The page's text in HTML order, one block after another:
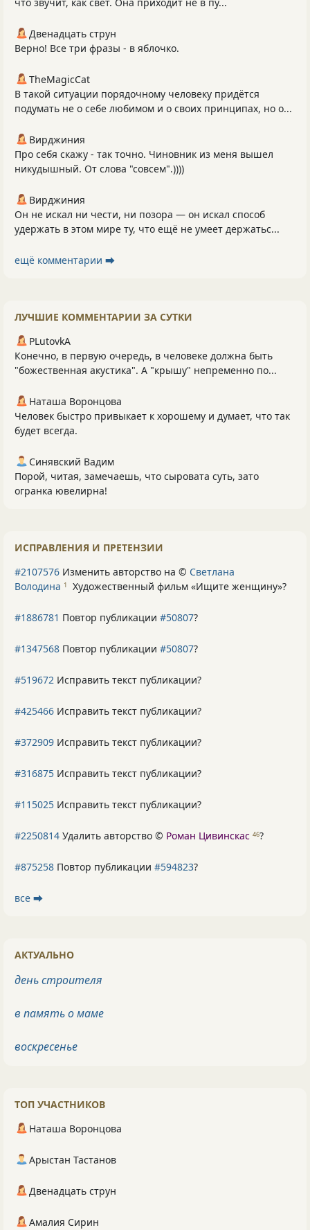
Двенадцать струн
Верно! Все три фразы - в яблочко.
TheMagicCat
В такой ситуации порядочному человеку придётся
подумать не о себе любимом и о своих принципах, но о...
Вирджиния
Про себя скажу - так точно. Чиновник из меня вышел
никудышный. От слова "совсем".))))
Вирджиния
Он не искал ни чести, ни позора — он искал способ
удержать в этом мире ту, что ещё не умеет держатьс...
ещё комментарии ⮕
ЛУЧШИЕ КОММЕНТАРИИ ЗА СУТКИ
PLutоvkА
Конечно, в первую очередь, в человеке должна быть
"божественная акустика". А "крышу" непременно по...
Наташа Воронцова
Человек быстро привыкает к хорошему и думает, что так
будет всегда.
Синявский Вадим
Порой, читая, замечаешь, что сыровата суть, зато
огранка ювелирна!
ИСПРАВЛЕНИЯ И ПРЕТЕНЗИИ
#2107576 Изменить авторство на © Светлана
Володина 1 Художественный фильм «Ищите женщину»?
#1886781 Повтор публикации #50807?
#1347568 Повтор публикации #50807?
#519672 Исправить текст публикации?
#425466 Исправить текст публикации?
#372909 Исправить текст публикации?
#316875 Исправить текст публикации?
#115025 Исправить текст публикации?
#2250814 Удалить авторство © Роман Цивинскас 46?
#875258 Повтор публикации #594823?
все ⮕
АКТУАЛЬНО
день строителя
в память о маме
воскресенье
ТОП УЧАСТНИКОВ
Наташа Воронцова
Арыстан Тастанов
Двенадцать струн
Амалия Сирин